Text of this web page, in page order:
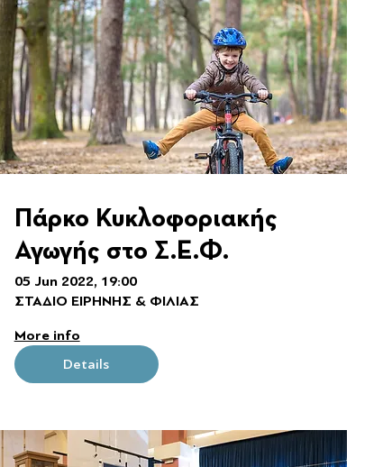
Πάρκο Κυκλοφοριακής
Αγωγής στο Σ.Ε.Φ.
05 Jun 2022, 19:00
ΣΤΑΔΙΟ ΕΙΡΗΝΗΣ & ΦΙΛΙΑΣ
More info
Details